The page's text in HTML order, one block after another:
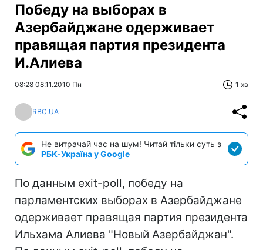
Победу на выборах в
Азербайджане одерживает
правящая партия президента
И.Алиева
08:28 08.11.2010 Пн 1 хв
RBC.UA
Не витрачай час на шум! Читай тільки суть з
РБК-Україна у Google
По данным exit-poll, победу на
парламентских выборах в Азербайджане
одерживает правящая партия президента
Ильхама Алиева "Новый Азербайджан".